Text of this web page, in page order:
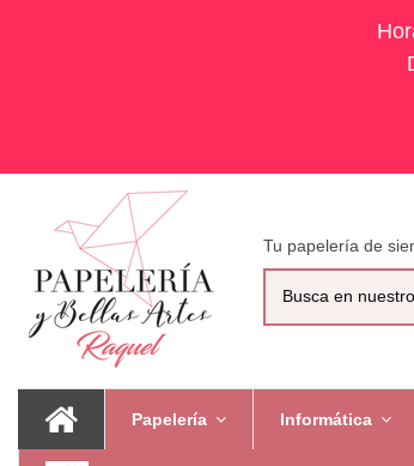
Tu papelería de
Papelería Informática